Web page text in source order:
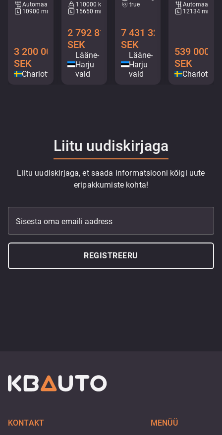
Automaat
10900 mm
3 200 000
SEK
Charlottenberg
110000 kg
15650 mm
2 792 816
SEK
Lääne-
Harju
vald
true
7 431 328
SEK
Lääne-
Harju
vald
Automaat
12134 mm
539 000
SEK
Liitu uudiskirjaga
Liitu uudiskirjaga, et saada informatsiooni kõigi uute
eripakkumiste kohta!
Sisesta oma emaili aadress
REGISTREERU
KONTAKT MENÜÜ